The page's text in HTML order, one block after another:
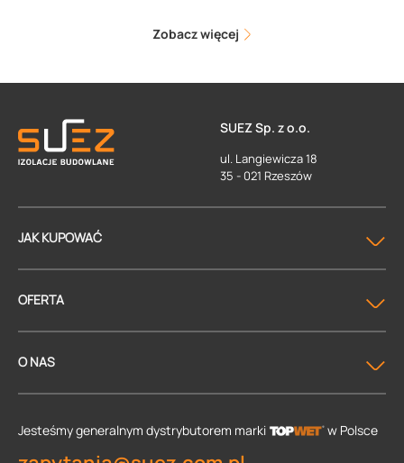
Zobacz więcej
SUEZ Sp. z o.o.
ul. Langiewicza 18
35 - 021 Rzeszów
JAK KUPOWAĆ
OFERTA
O NAS
Jesteśmy generalnym dystrybutorem marki w Polsce